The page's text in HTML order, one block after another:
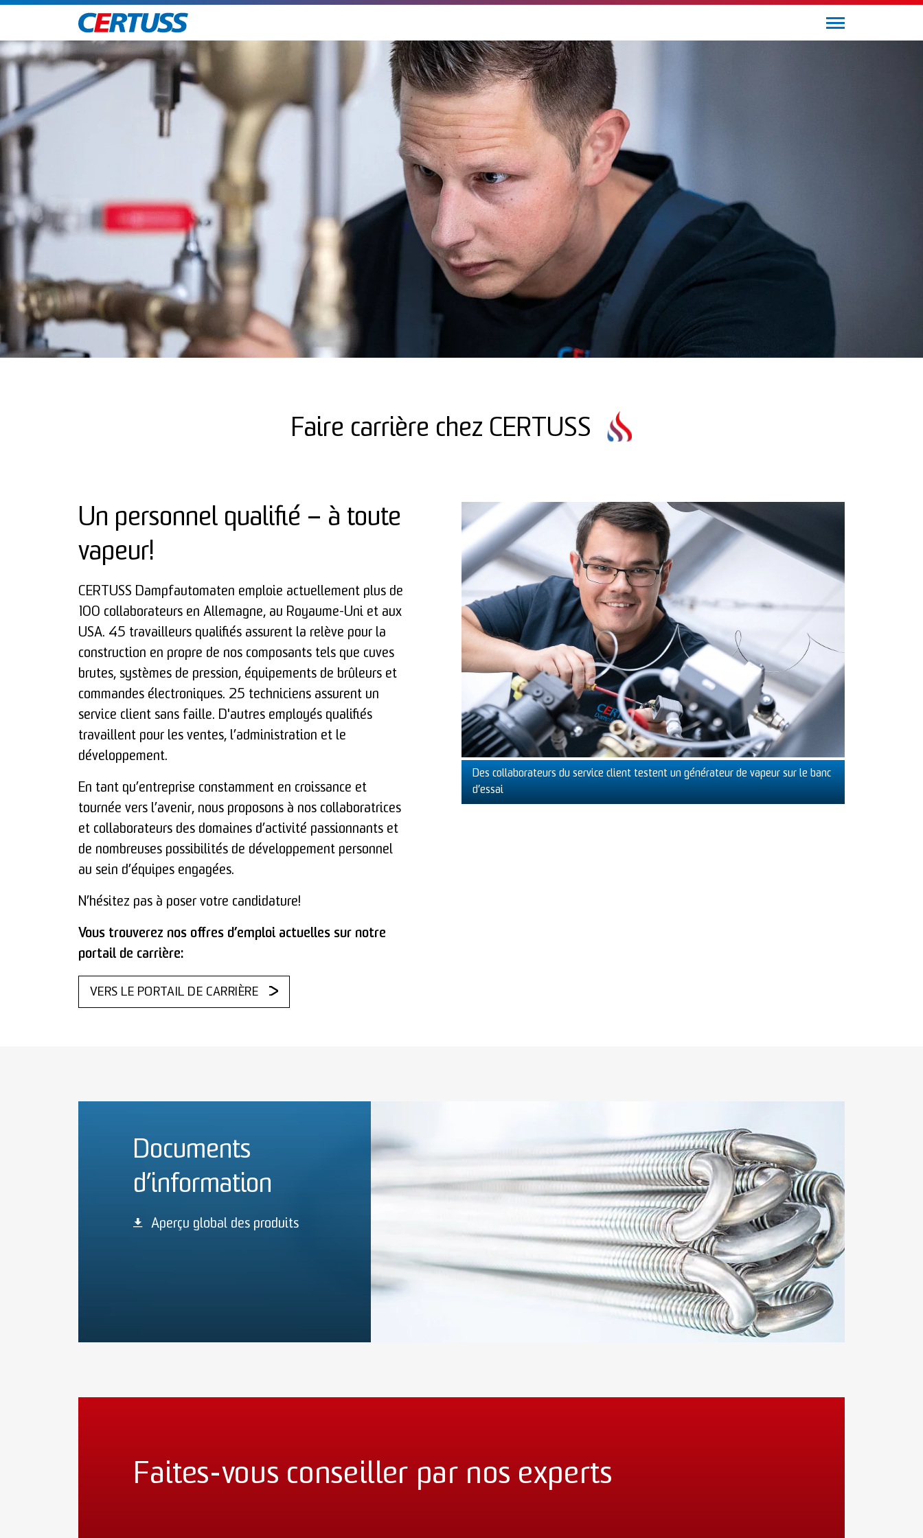
Faire carrière chez CERTUSS
Des collaborateurs du service client testent un générateur de vapeur sur le banc
d’essai
Un personnel qualifié – à toute
vapeur!
CERTUSS Dampfautomaten emploie actuellement plus de
100 collaborateurs en Allemagne, au Royaume-Uni et aux
USA. 45 travailleurs qualifiés assurent la relève pour la
construction en propre de nos composants tels que cuves
brutes, systèmes de pression, équipements de brûleurs et
commandes électroniques. 25 techniciens assurent un
service client sans faille. D'autres employés qualifiés
travaillent pour les ventes, l’administration et le
développement.
En tant qu’entreprise constamment en croissance et
tournée vers l’avenir, nous proposons à nos collaboratrices
et collaborateurs des domaines d’activité passionnants et
de nombreuses possibilités de développement personnel
au sein d’équipes engagées.
N’hésitez pas à poser votre candidature!
Vous trouverez nos offres d’emploi actuelles sur notre
portail de carrière:
VERS LE PORTAIL DE CARRIÈRE
Documents
d’information
Aperçu global des produits
Faites-vous conseiller par nos experts